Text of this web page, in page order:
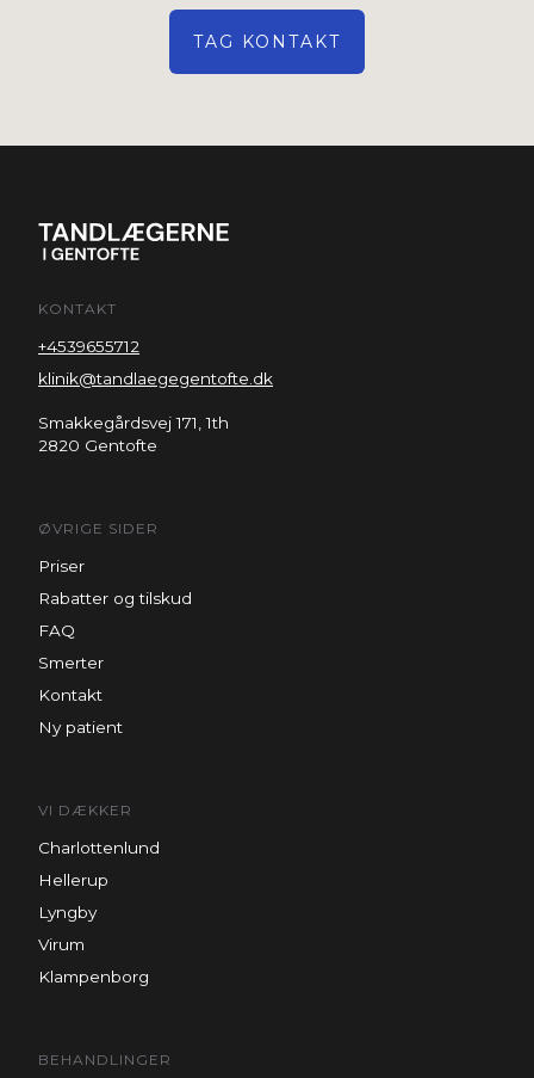
TAG KONTAKT
KONTAKT
+4539655712
klinik@tandlaegegentofte.dk
Smakkegårdsvej 171, 1th
2820 Gentofte
ØVRIGE SIDER
Priser
Rabatter og tilskud
FAQ
Smerter
Kontakt
Ny patient
VI DÆKKER
Charlottenlund
Hellerup
Lyngby
Virum
Klampenborg
BEHANDLINGER